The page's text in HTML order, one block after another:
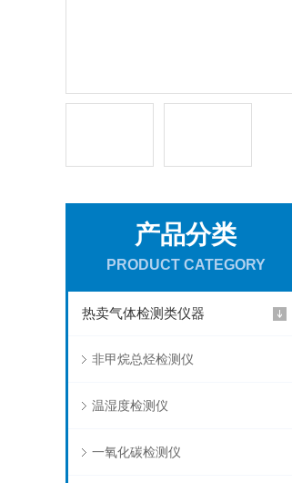
产品分类
PRODUCT CATEGORY
热卖气体检测类仪器
非甲烷总烃检测仪
温湿度检测仪
一氧化碳检测仪